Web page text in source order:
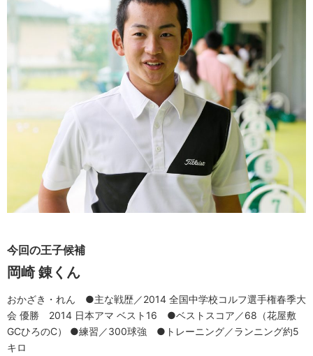
今回の王子候補
岡崎 錬くん
おかざき・れん ●主な戦歴／2014 全国中学校コルフ選手権春季大
会 優勝 2014 日本アマ ベスト16 ●ベストスコア／68（花屋敷
GCひろのC） ●練習／300球強 ●トレーニング／ランニング約5
キロ